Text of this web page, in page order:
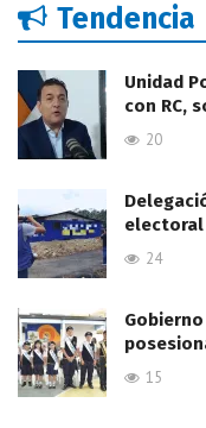
Tendencia
Unidad
con RC,
20
electoral
24
15